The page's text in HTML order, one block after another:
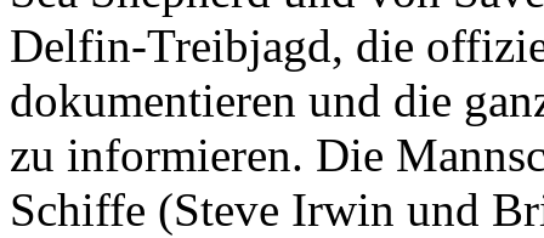
Delfin-Treibjagd, die
dokumentieren und die
zu informieren. Die
Schiffe (Steve Irwin und